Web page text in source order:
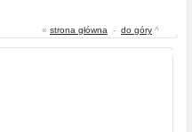
« strona główna - do góry ^